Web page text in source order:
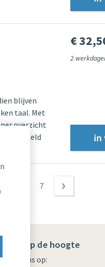
blijven
taal. Met
overzicht
ontwikkeld
€
2
7 volgende ›
Blijf op de hoogte
Volg ons op: